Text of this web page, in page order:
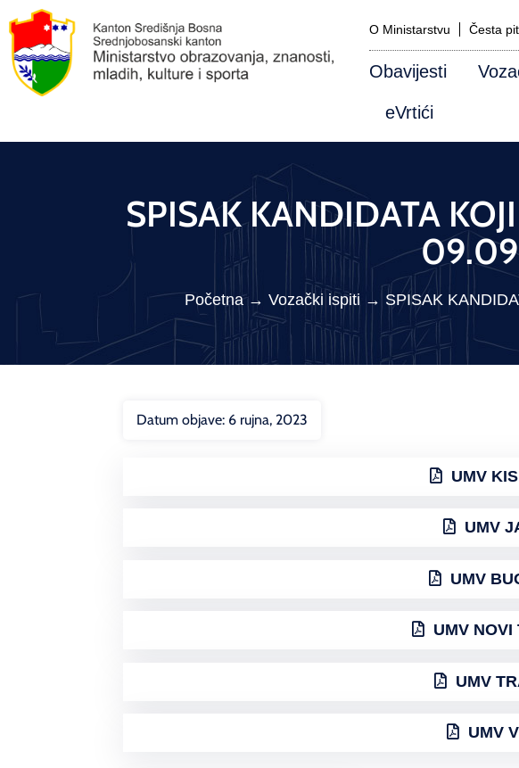
O Ministarstvu Česta
Obavijesti
eVrtići
SPISAK KANDIDATA
Početna→ Vozački ispiti→ SPISAK
Datum objave: 6 rujna, 2023
UMV
UMV
UMV
UMV
UMV
UMV